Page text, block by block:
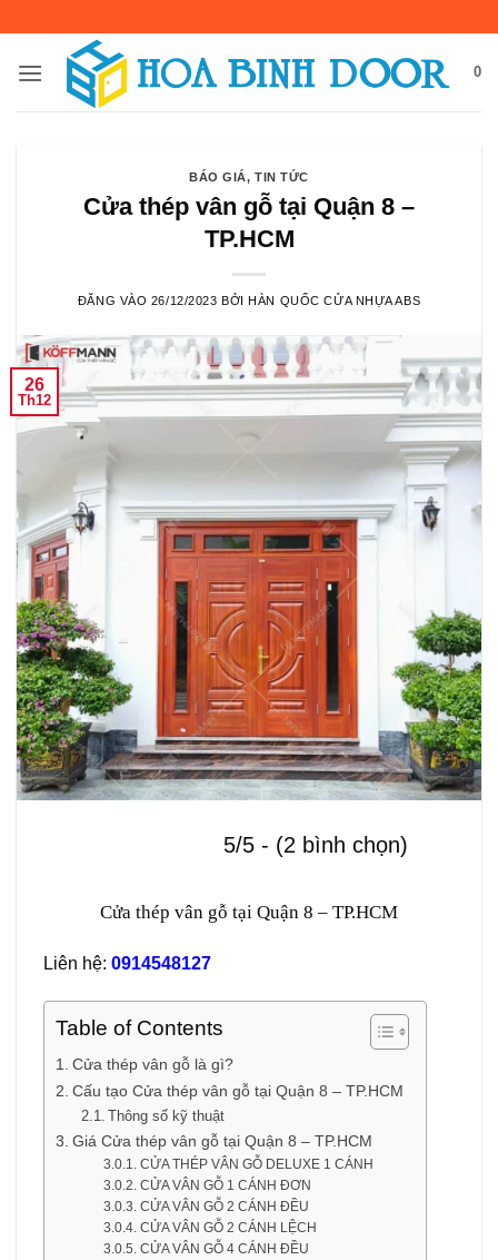
nội
0
BÁO GIÁ,TIN TỨC
Cửa thép vân gỗ tại Quận 8 –
TP.HCM
ĐĂNG VÀO 26/12/2023 BỞIHÀN QUỐC CỬA NHỰA ABS
26
Th12
5/5 - (2 bình chọn)
Cửa thép vân gỗ tại Quận 8 – TP.HCM
Liên hệ: 0914548127
Table of Contents
Cửa thép vân gỗ là gì?
Cấu tạo Cửa thép vân gỗ tại Quận 8 – TP.HCM
Thông số kỹ thuật
Giá Cửa thép vân gỗ tại Quận 8 – TP.HCM
CỬA THÉP VÂN GỖ DELUXE 1 CÁNH
CỬA VÂN GỖ 1 CÁNH ĐƠN
CỬA VÂN GỖ 2 CÁNH ĐỀU
CỬA VÂN GỖ 2 CÁNH LỆCH
CỬA VÂN GỖ 4 CÁNH ĐỀU